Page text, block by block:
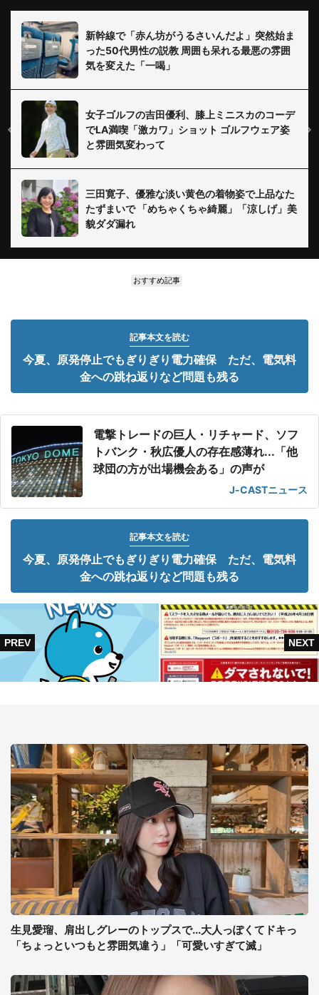
新幹線で「赤ん坊がうるさいんだよ」突然始ま
った50代男性の説教 周囲も呆れる最悪の雰囲
気を変えた「一喝」
女子ゴルフの吉田優利、膝上ミニスカのコーデ
でLA満喫「激カワ」ショット ゴルフウェア姿
と雰囲気変わって
三田寛子、優雅な淡い黄色の着物姿で上品なた
たずまいで 「めちゃくちゃ綺麗」「涼しげ」美
貌ダダ漏れ
おすすめ記事
記事本文を読む
今夏、原発停止でもぎりぎり電力確保 ただ、電気料
金への跳ね返りなど問題も残る
電撃トレードの巨人・リチャード、ソフ
トバンク・秋広優人の存在感薄れ...「他
球団の方が出場機会ある」の声が
J-CASTニュース
記事本文を読む
今夏、原発停止でもぎりぎり電力確保 ただ、電気料
金への跳ね返りなど問題も残る
生見愛瑠、肩出しグレーのトップスで...大人っぽくてドキっ
「ちょっといつもと雰囲気違う」「可愛いすぎて滅」